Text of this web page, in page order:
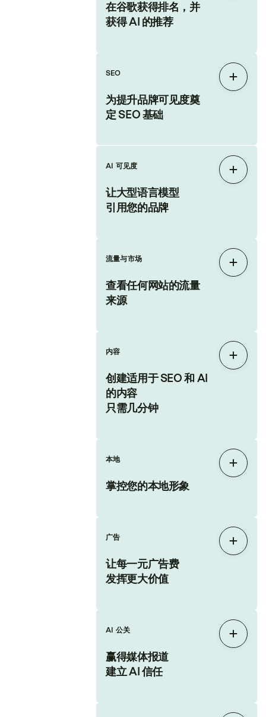
在谷歌获得排名，并
获得 AI 的推荐
SEO
为提升品牌可见度奠
定 SEO 基础
展开
AI 可见度
让大型语言模型
引用您的品牌
展开
流量与市场
查看任何网站的流量
来源
展开
内容
创建适用于 SEO 和 AI
的内容
只需几分钟
展开
本地
掌控您的本地形象
展开
广告
让每一元广告费
发挥更大价值
展开
AI 公关
赢得媒体报道
建立 AI 信任
展开